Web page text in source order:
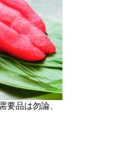
要品は勿論、
です。